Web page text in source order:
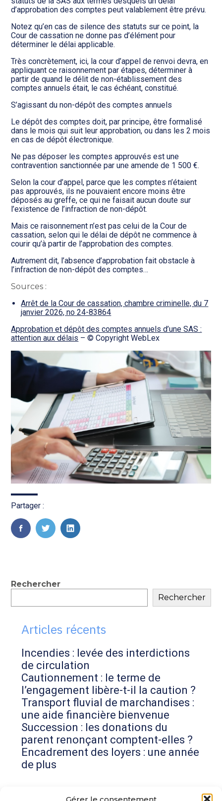
Gérer le consentement
d’approbation des comptes peut valablement être prévu.
Notez qu’en cas de silence des statuts sur ce point, la
Cour de cassation ne donne pas d’élément pour
déterminer le délai applicable.
Très concrètement, ici, la cour d’appel de renvoi devra, en
appliquant ce raisonnement par étapes, déterminer à
partir de quand le délit de non-établissement des
comptes annuels était, le cas échéant, constitué.
S’agissant du non-dépôt des comptes annuels
Le dépôt des comptes doit, par principe, être formalisé
dans le mois qui suit leur approbation, ou dans les 2 mois
en cas de dépôt électronique.
Ne pas déposer les comptes approuvés est une
contravention sanctionnée par une amende de 1 500 €.
Selon la cour d’appel, parce que les comptes n’étaient
pas approuvés, ils ne pouvaient encore moins être
déposés au greffe, ce qui ne faisait aucun doute sur
l’existence de l’infraction de non-dépôt.
Mais ce raisonnement n’est pas celui de la Cour de
cassation, selon qui le délai de dépôt ne commence à
courir qu’à partir de l’approbation des comptes.
Autrement dit, l’absence d’approbation fait obstacle à
l’infraction de non-dépôt des comptes…
Sources :
Arrêt de la Cour de cassation, chambre criminelle, du 7
janvier 2026, no 24-83864
Approbation et dépôt des comptes annuels d’une SAS :
attention aux délais – © Copyright WebLex
Partager :
FaceBook
TwitterLinkedIn
Blog
sidebar
Rechercher
Rechercher
Articles récents
Incendies : levée des interdictions
de circulation
Cautionnement : le terme de
l’engagement libère-t-il la caution ?
Transport fluvial de marchandises :
une aide financière bienvenue
Succession : les donations du
parent renonçant comptent-elles ?
Encadrement des loyers : une année
de plus
Commentaires récents